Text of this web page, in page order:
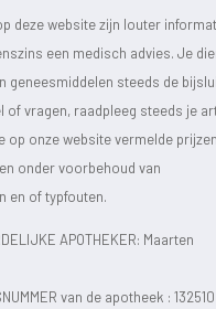
deze website zijn louter
een medisch advies. Je
geneesmiddelen steeds de
of vragen, raadpleeg steeds je
op onze website vermelde
onder voorbehoud van
en of typfouten.
APOTHEKER: Maarten
van de apotheek : 132510